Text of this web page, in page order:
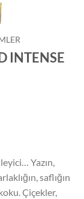
INTENSE
Yazın,
saflığın
Çiçekler,